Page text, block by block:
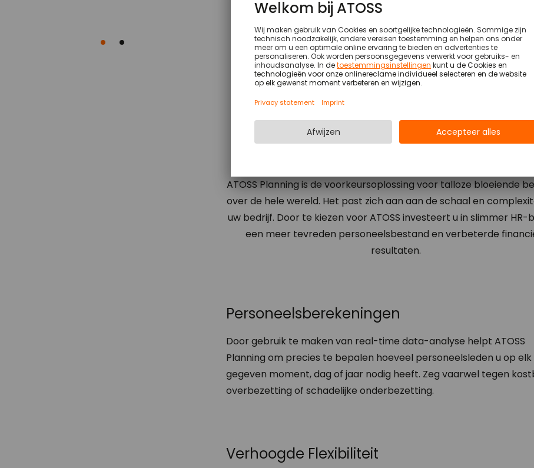
0 0
Waarom kiezen voor
ATOSS?
ATOSS Planning is de voorkeursoplossing voor talloze bloeiende
over de hele wereld. Het past zich aan aan de schaal en
uw bedrijf. Door te kiezen voor ATOSS investeert u in slimmer HR-
een meer tevreden personeelsbestand en verbeterde
resultaten.
Personeelsberekeningen
Door gebruik te maken van real-time data-analyse helpt ATOSS
Planning om precies te bepalen hoeveel personeelsleden u op elk
gegeven moment, dag of jaar nodig heeft. Zeg vaarwel tegen
overbezetting of schadelijke onderbezetting.
Verhoogde Flexibiliteit